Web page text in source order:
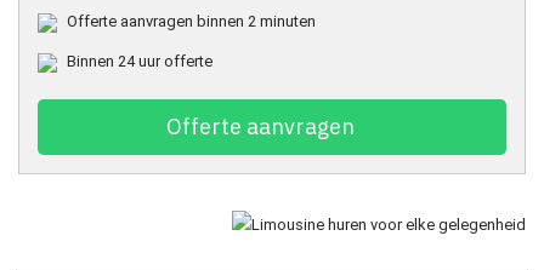
Offerte aanvragen binnen 2 minuten
Binnen 24 uur offerte
Offerte aanvragen